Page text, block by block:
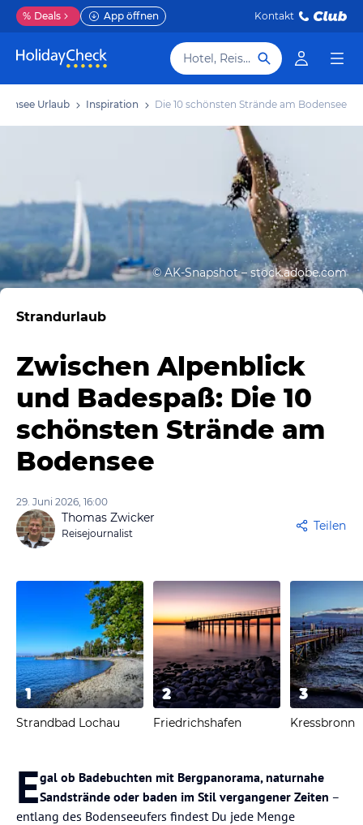
% Deals App öffnen Kontakt
Hotel, Reiseziel
Urlaub Inspiration Die 10 schönsten Strände am Bodensee
©AK-Snapshot – stock.adobe.com
Strandurlaub
Zwischen Alpenblick
und Badespaß: Die 10
schönsten Strände am
Bodensee
29. Juni 2026, 16:00
Thomas Zwicker
Reisejournalist
Teilen
1
Strandbad Lochau
2
Friedrichshafen
3
Kressbronn
Egal ob Badebuchten mit Bergpanorama, naturnahe
Sandstrände oder baden im Stil vergangener Zeiten –
entlang des Bodenseeufers findest Du jede Menge